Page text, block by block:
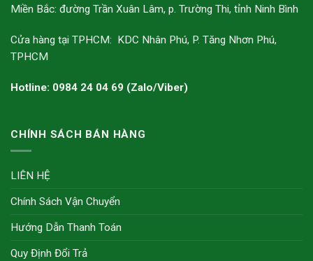
Miền Bắc: đường Trần Xuân Lâm, p. Trường Thi, tỉnh Ninh Bình
Cửa hàng tại TPHCM: KDC Nhân Phú, P. Tăng Nhơn Phú,
TPHCM
Hotline: 0984 24 04 69 (Zalo/Viber)
CHÍNH SÁCH BÁN HÀNG
LIÊN HỆ
Chính Sách Vận Chuyển
Hướng Dẫn Thanh Toán
Quy Định Đổi Trả